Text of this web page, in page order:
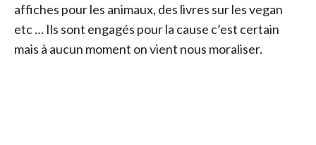
affiches pour les animaux, des livres sur les vegan
etc … Ils sont engagés pour la cause c’est certain
mais à aucun moment on vient nous moraliser.